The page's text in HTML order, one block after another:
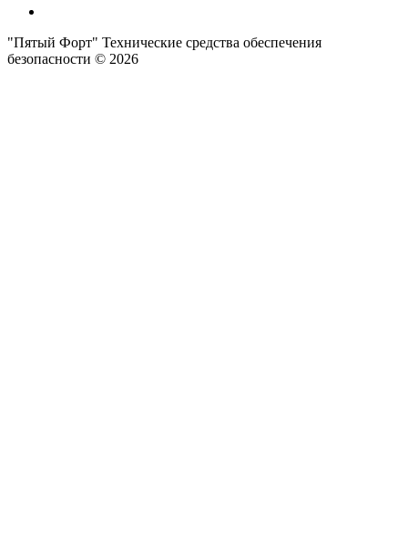
"Пятый Форт" Технические средства обеспечения
безопасности © 2026